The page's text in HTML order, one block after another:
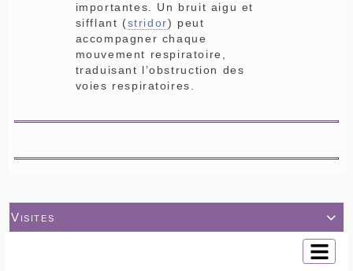
importantes. Un bruit aigu et
sifflant (stridor) peut
accompagner chaque
mouvement respiratoire,
traduisant l’obstruction des
voies respiratoires.

Visites